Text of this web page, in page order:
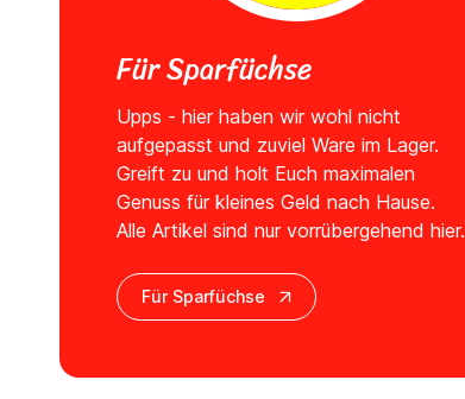
Für Sparfüchse
Upps - hier haben wir wohl nicht
aufgepasst und zuviel Ware im Lager.
Greift zu und holt Euch maximalen
Genuss für kleines Geld nach Hause.
Alle Artikel sind nur vorrübergehend hier.
Für Sparfüchse